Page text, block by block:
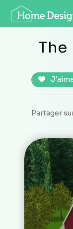
The
Partager